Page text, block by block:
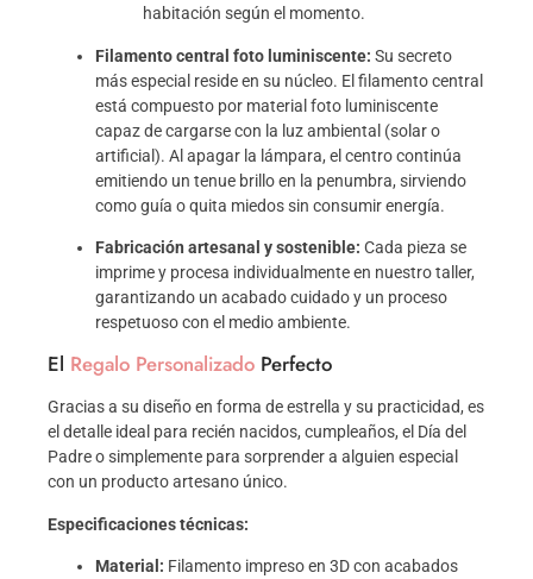
habitación según el momento.
Filamento central foto luminiscente: Su secreto
más especial reside en su núcleo. El filamento central
está compuesto por material foto luminiscente
capaz de cargarse con la luz ambiental (solar o
artificial). Al apagar la lámpara, el centro continúa
emitiendo un tenue brillo en la penumbra, sirviendo
como guía o quita miedos sin consumir energía.
Fabricación artesanal y sostenible: Cada pieza se
imprime y procesa individualmente en nuestro taller,
garantizando un acabado cuidado y un proceso
respetuoso con el medio ambiente.
El Regalo Personalizado Perfecto
Gracias a su diseño en forma de estrella y su practicidad, es
el detalle ideal para recién nacidos, cumpleaños, el Día del
Padre o simplemente para sorprender a alguien especial
con un producto artesano único.
Especificaciones técnicas:
Material: Filamento impreso en 3D con acabados